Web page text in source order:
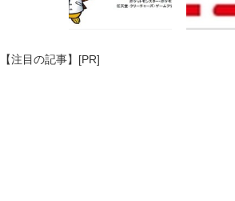
【注目の記事】[PR]